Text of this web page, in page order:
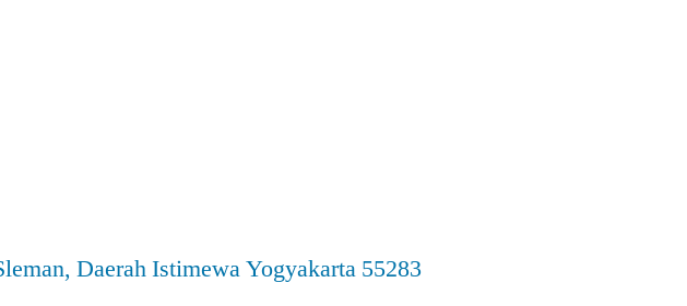
Daerah Istimewa Yogyakarta 55283